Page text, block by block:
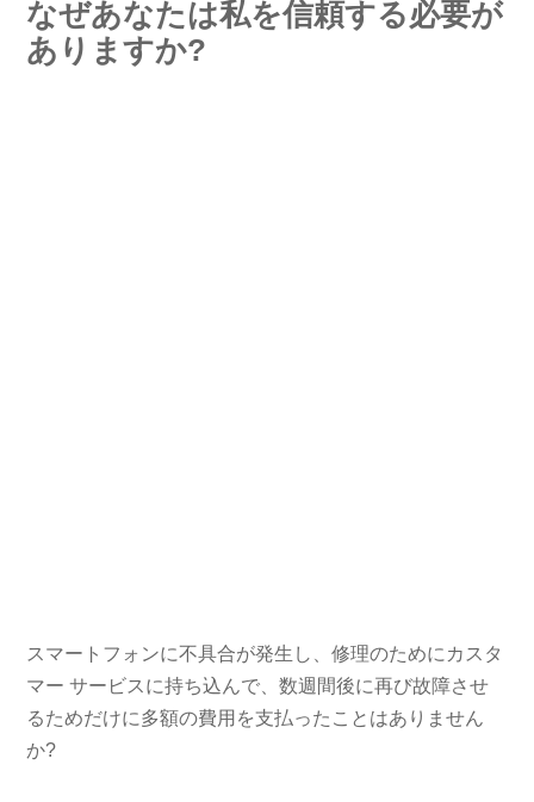
なぜあなたは私を信頼する必要が
ありますか?
スマートフォンに不具合が発生し、修理のためにカスタ
マー サービスに持ち込んで、数週間後に再び故障させ
るためだけに多額の費用を支払ったことはありません
か?